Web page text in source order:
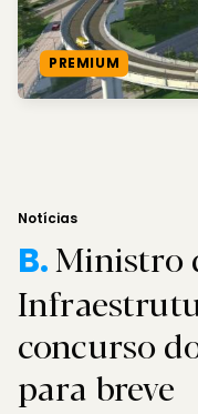
PREMIUM
Notícias
B.Ministro
concurso
para breve